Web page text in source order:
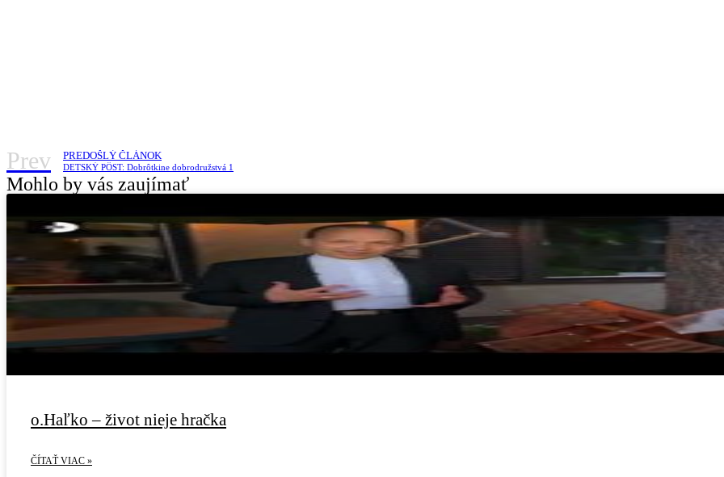
Prev PREDOŠLÝ ČLÁNOK
DETSKÝ PÔST: Dobrôtkine dobrodružstvá 1
Mohlo by vás zaujímať
o.Haľko – život nieje hračka
ČÍTAŤ VIAC »